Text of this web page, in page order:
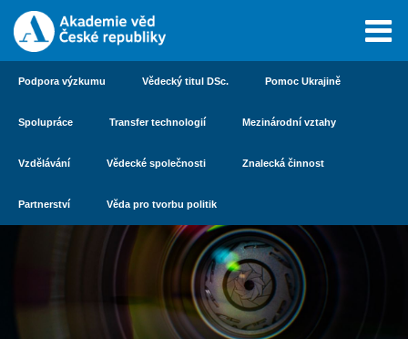
Podpora výzkumu Vědecký titul DSc. Pomoc Ukrajině
Spolupráce Transfer technologií Mezinárodní vztahy
Vzdělávání Vědecké společnosti Znalecká činnost
Partnerství Věda pro tvorbu politik